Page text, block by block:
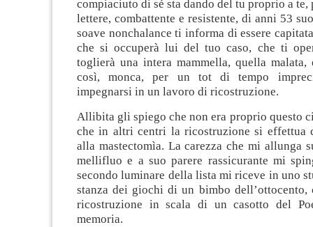
compiaciuto di sé sta dando del tu proprio a te,
lettere, combattente e resistente, di anni 53
soave nonchalance ti informa di essere
che si occuperà lui del tuo caso, che ti
toglierà una intera mammella, quella malata,
così, monca, per un tot di tempo
impegnarsi in un lavoro di ricostruzione.
Allibita gli spiego che non era proprio questo
che in altri centri la ricostruzione si effettua
alla mastectomìa. La carezza che mi allunga
mellifluo e a suo parere rassicurante mi
secondo luminare della lista mi riceve in uno
stanza dei giochi di un bimbo dell’ottocento,
ricostruzione in scala di un casotto del
memoria.